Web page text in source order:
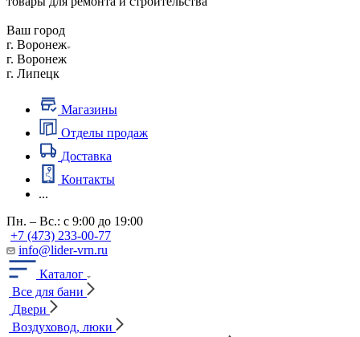
Ваш город
г. Воронеж
г. Воронеж
г. Липецк
Магазины
Отделы продаж
Доставка
Контакты
...
Пн. – Вс.: с 9:00 до 19:00
+7 (473) 233-00-77
info@lider-vrn.ru
Каталог
Все для бани
Двери
Воздуховод, люки